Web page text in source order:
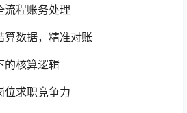
程账务处理
数据，精准对账
核算逻辑
求职竞争力